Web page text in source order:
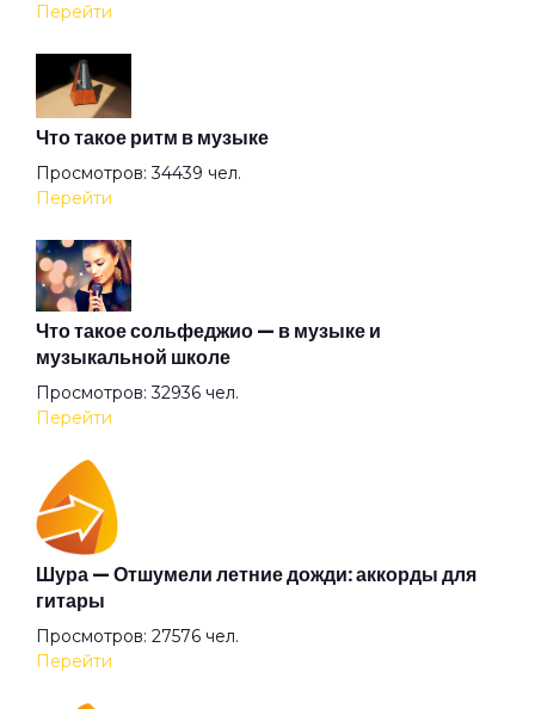
Корабли
Лишь увижу я тебя
Любовь прекрасна
Мальчик с одуванчиками
Мамина пластинка
Марья
Между мною и тобою
Перейти
Что такое ритм в музыке
Просмотров: 34439 чел.
Перейти
Что такое сольфеджио — в музыке и
музыкальной школе
Просмотров: 32936 чел.
Перейти
Шура — Отшумели летние дожди: аккорды для
гитары
Просмотров: 27576 чел.
Перейти